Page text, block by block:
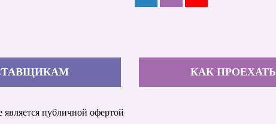
КАК ПРОЕХАТЬ
публичной офертой